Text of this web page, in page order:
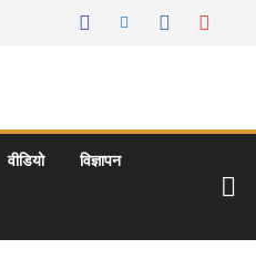
वीडियो विज्ञापन